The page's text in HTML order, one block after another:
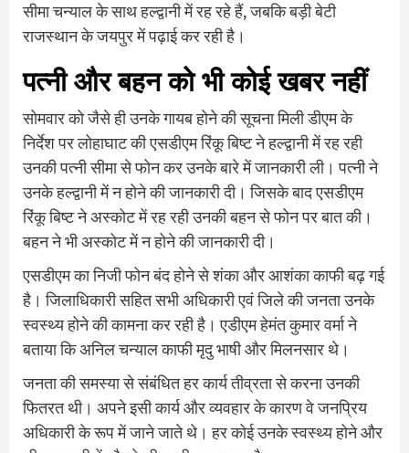
सीमा चन्याल के साथ हल्द्वानी में रह रहे हैं, जबकि बड़ी बेटी
राजस्थान के जयपुर में पढ़ाई कर रही है।
पत्नी और बहन को भी कोई खबर नहीं
सोमवार को जैसे ही उनके गायब होने की सूचना मिली डीएम के
निर्देश पर लोहाघाट की एसडीएम रिंकू बिष्ट ने हल्द्वानी में रह रही
उनकी पत्नी सीमा से फोन कर उनके बारे में जानकारी ली। पत्नी ने
उनके हल्द्वानी में न होने की जानकारी दी। जिसके बाद एसडीएम
रिंकू बिष्ट ने अस्कोट में रह रही उनकी बहन से फोन पर बात की।
बहन ने भी अस्कोट में न होने की जानकारी दी।
एसडीएम का निजी फोन बंद होने से शंका और आशंका काफी बढ़ गई
है। जिलाधिकारी सहित सभी अधिकारी एवं जिले की जनता उनके
स्वस्थ्य होने की कामना कर रही है। एडीएम हेमंत कुमार वर्मा ने
बताया कि अनिल चन्याल काफी मृदु भाषी और मिलनसार थे।
जनता की समस्या से संबंधित हर कार्य तीव्रता से करना उनकी
फितरत थी। अपने इसी कार्य और व्यवहार के कारण वे जनप्रिय
अधिकारी के रूप में जाने जाते थे। हर कोई उनके स्वस्थ्य होने और